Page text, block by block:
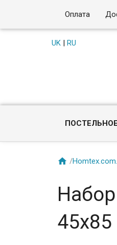
Оплата
UK| RU
 /